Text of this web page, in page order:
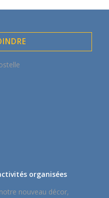
organisées
nouveau décor,